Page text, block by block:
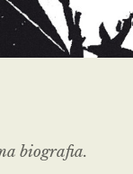
biografia.